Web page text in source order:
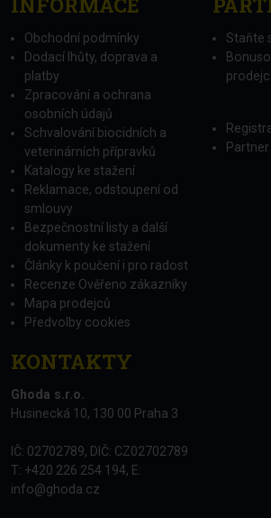
Obchodní podmínky
Dodací lhůty, doprava a
platby
Zpracování a ochrana
osobních údajů
Schvalování biocidních a
veterinárních přípravků
Katalogy ke stažení
Reklamace, odstoupení od
smlouvy
Bezpečnostní listy a další
dokumenty ke stažení
Články k poučení i pro radost
Recenze Ověřeno zákazníky
Mapa prodejců
Předvolby cookies
Staňte
KONTAKTY
Ghoda s.r.o.
Husinecká 10, 130 00 Praha 3
IČ: 02702789, DIČ: CZ02702789
T: +420 226 254 194, E:
info@ghoda.cz